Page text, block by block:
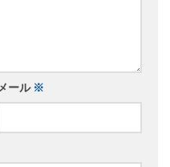
ール ※